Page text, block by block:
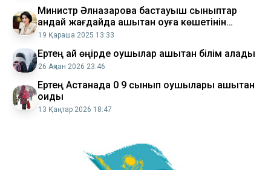
Министр Әлназарова бастауыш сыныптар
қандай жағдайда қашықтан оқуға көшетінін
түсіндірді
19 Қараша 2025 13:33
Ертең қай өңірде оқушылар қашықтан білім алады
26 Ақпан 2026 23:46
Ертең Астанада 0 9 сынып оқушылары қашықтан
оқиды
13 Қаңтар 2026 18:47